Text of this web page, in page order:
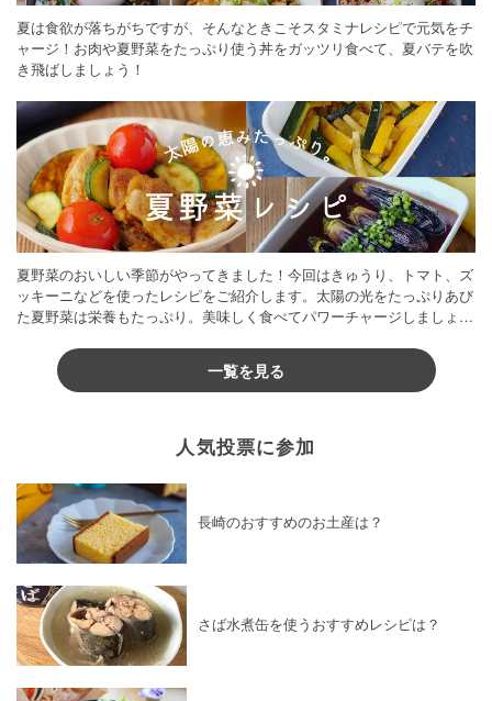
夏は食欲が落ちがちですが、そんなときこそスタミナレシピで元気をチ
ャージ！お肉や夏野菜をたっぷり使う丼をガッツリ食べて、夏バテを吹
き飛ばしましょう！
夏野菜のおいしい季節がやってきました！今回はきゅうり、トマト、ズ
ッキーニなどを使ったレシピをご紹介します。太陽の光をたっぷりあび
た夏野菜は栄養もたっぷり。美味しく食べてパワーチャージしましょう
一覧を見る
人気投票に参加
長崎のおすすめのお土産は？
さば水煮缶を使うおすすめレシピは？